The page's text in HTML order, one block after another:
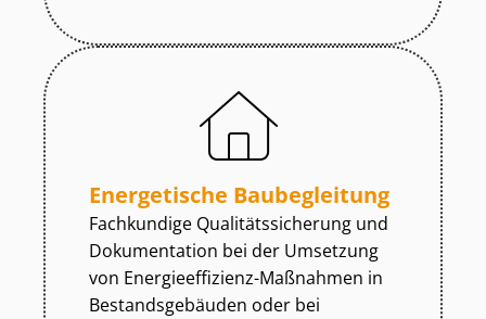
Energetische Baubegleitung
Fachkundige Qua­li­täts­si­che­rung und
Dokumentation bei der Umsetzung
von En­er­gie­ef­fi­zi­enz-Maßnahmen in
Be­stands­ge­bäu­den oder bei